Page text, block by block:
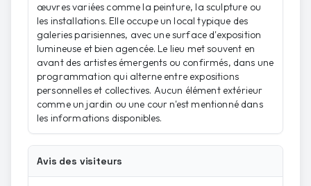
œuvres variées comme la peinture, la sculpture ou
les installations. Elle occupe un local typique des
galeries parisiennes, avec une surface d'exposition
lumineuse et bien agencée. Le lieu met souvent en
avant des artistes émergents ou confirmés, dans une
programmation qui alterne entre expositions
personnelles et collectives. Aucun élément extérieur
comme un jardin ou une cour n'est mentionné dans
les informations disponibles.
Avis des visiteurs